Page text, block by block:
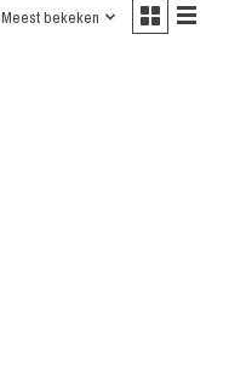
Meest bekeken